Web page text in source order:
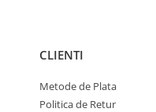
CLIENTI
Metode de Plata
Politica de Retur